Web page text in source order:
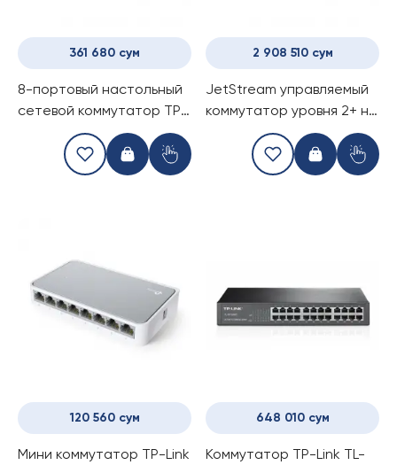
361 680 сум
8-портовый настольный
сетевой коммутатор TP-
Link TL-SG108S
2 908 510 сум
JetStream управляемый
коммутатор уровня 2+ на
8 портов SFP+ 10GE TP-
Link TL-SX3008F
120 560 сум
Мини коммутатор TP-Link
648 010 сум
Коммутатор TP-Link TL-